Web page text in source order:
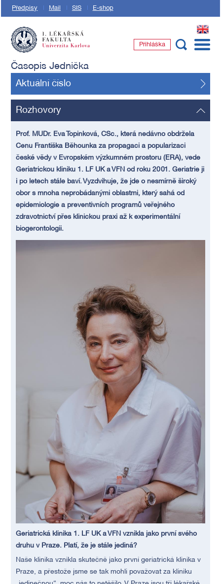
Předpisy Mail SIS E-shop
EN
Přihláška
Časopis Jednička
Aktuální číslo
Rozhovory
Prof. MUDr. Eva Topinková, CSc., která nedávno obdržela
Cenu Františka Běhounka za propagaci a popularizaci
české vědy v Evropském výzkumném prostoru (ERA), vede
Geriatrickou kliniku 1. LF UK a VFN od roku 2001. Geriatrie ji
i po letech stále baví. Vyzdvihuje, že jde o nesmírně široký
obor s mnoha neprobádanými oblastmi, který sahá od
epidemiologie a preventivních programů veřejného
zdravotnictví přes klinickou praxi až k experimentální
biogerontologii.
Geriatrická klinika 1. LF UK a VFN vznikla jako první svého
druhu v Praze. Platí, že je stále jediná?
Naše klinika vznikla skutečně jako první geriatrická klinika v
Praze, a přestože jsme se tak mohli považovat za kliniku